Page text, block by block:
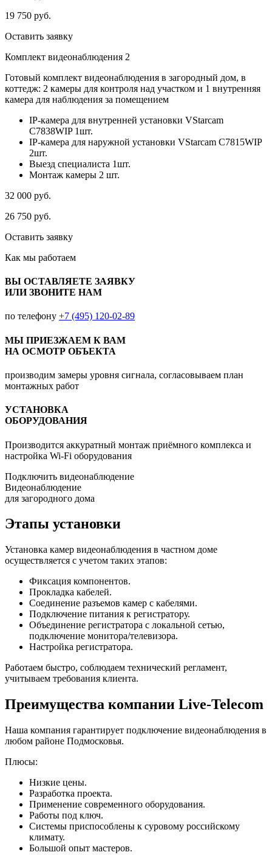
19 750 руб.
Оставить заявку
Комплект видеонаблюдения 2
Готовый комплект видеонаблюдения в загородный дом, в
коттедж: 2 камеры для контроля над участком и 1 внутренняя
камера для наблюдения за помещением
IP-камера для внутренней установки VStarcam
C7838WIP 1шт.
IP-камера для наружной установки VStarcam C7815WIP
2шт.
Выезд специалиста 1шт.
Монтаж камеры 2 шт.
32 000 руб.
26 750 руб.
Оставить заявку
Как мы работаем
ВЫ ОСТАВЛЯЕТЕ ЗАЯВКУ
ИЛИ ЗВОНИТЕ НАМ
по телефону +7 (495) 120-02-89
МЫ ПРИЕЗЖАЕМ К ВАМ
НА ОСМОТР ОБЪЕКТА
производим замеры уровня сигнала, согласовываем план
монтажных работ
УСТАНОВКА
ОБОРУДОВАНИЯ
Производится аккуратный монтаж приёмного комплекса и
настройка Wi-Fi оборудования
Подключить видеонаблюдение
Видеонаблюдение
для загородного дома
Этапы установки
Установка камер видеонаблюдения в частном доме
осуществляется с учетом таких этапов:
Фиксация компонентов.
Прокладка кабелей.
Соединение разъемов камер с кабелями.
Подключение питания к регистратору.
Объединение регистратора с локальной сетью,
подключение монитора/телевизора.
Настройка регистратора.
Работаем быстро, соблюдаем технический регламент,
учитываем требования клиента.
Преимущества компании Live-Telecom
Наша компания гарантирует подключение видеонаблюдения в
любом районе Подмосковья.
Плюсы:
Низкие цены.
Разработка проекта.
Применение современного оборудования.
Работы под ключ.
Системы приспособлены к суровому российскому
климату.
Большой опыт мастеров.